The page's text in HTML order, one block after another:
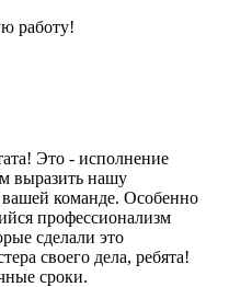
работу!
Это - исполнение
выразить нашу
команде. Особенно
профессионализм
сделали это
своего дела, ребята!
сроки.